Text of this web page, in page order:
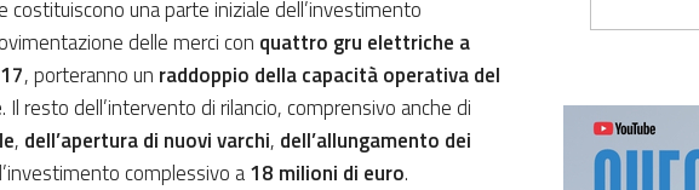
costituiscono una parte iniziale dell’investimento
delle merci con quattro gru elettriche a
, porteranno un raddoppio della capacità operativa del
. Il resto dell’intervento di rilancio, comprensivo anche di
, dell’apertura di nuovi varchi, dell’allungamento dei
complessivo a18 milioni di euro.